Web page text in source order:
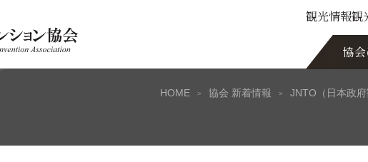
観光情報観
協
HOME 協会 新着情報 JNTO（日本政